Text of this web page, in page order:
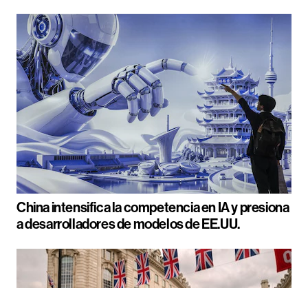
China intensifica la competencia en IA y presiona
a desarrolladores de modelos de EE.UU.